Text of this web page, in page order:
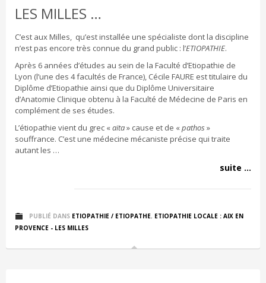
LES MILLES …
C’est aux Milles, qu’est installée une spécialiste dont la discipline
n’est pas encore très connue du grand public : l’ETIOPATHIE.
Après 6 années d’études au sein de la Faculté d’Etiopathie de
Lyon (l’une des 4 facultés de France), Cécile FAURE est titulaire du
Diplôme d’Etiopathie ainsi que du Diplôme Universitaire
d’Anatomie Clinique obtenu à la Faculté de Médecine de Paris en
complément de ses études.
L’étiopathie vient du grec «aïta» cause et de «pathos»
souffrance. C’est une médecine mécaniste précise qui traite
autant les …
suite ...
PUBLIÉ DANS ETIOPATHIE / ETIOPATHE, ETIOPATHIE LOCALE : AIX EN
PROVENCE - LES MILLES